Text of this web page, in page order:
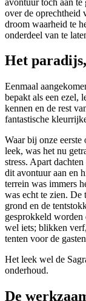
over de oprechtheid
droom waarheid te
onderdeel van te
Het
Eenmaal
bepakt als een ezel,
kennen en de rest
fantastische
Waar bij onze eerste
leek, was het nu
stress. Apart
dit avontuur aan en
terrein was immers
was echt te zien. De
grond en de
gesprokkeld worden
wel iets; blikken
tenten voor de
Het leek wel de
onderhoud.
De